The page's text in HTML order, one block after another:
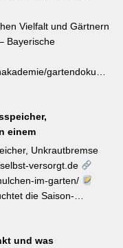
Kleinen und Großen
kahlen Fraß
ab Herbst, gezielter
Vielfalt und Gärtnern
Bayerische
der Gartengröße –
leistet.
und der Verzicht auf
Ein
[Thema-Tag:
einem
Unkrautbremse
versorgt.de
im-garten/
die Saison-
bei 5–10 cm, immer
und was